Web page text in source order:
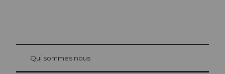
at Bre
Qui sommes nous